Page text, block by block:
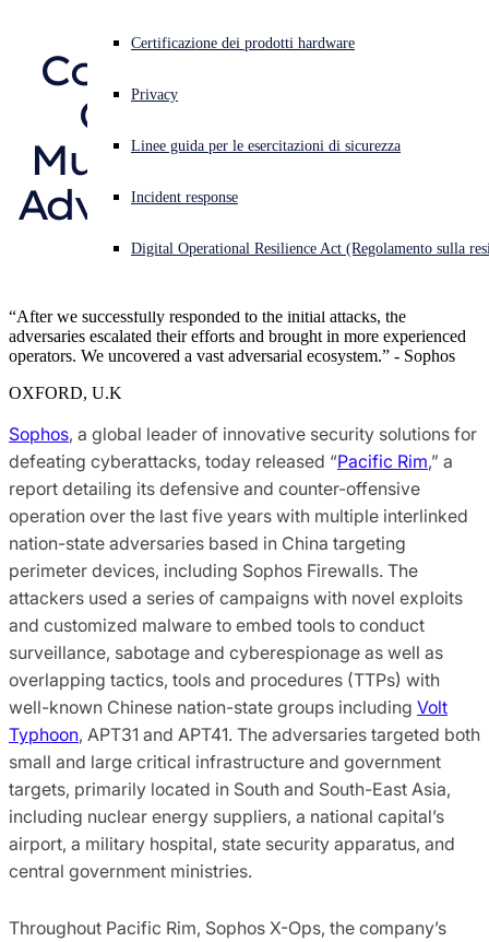
Cyberattacco in corso? Ottieni assistenza immediata
Accedi
Open search
Italiano Open language switcher
Certificazione dei prodotti hardware
Privacy
Linee guida per le esercitazioni di sicurezza
Incident response
Digital Operational Resilience Act (Regolamento sulla
Premi e recensioni
Addetti stampa
Defensive and
Counter-Offensive
Operation with
Multiple Interlinked
Adversaries Based in
China
“After we successfully responded to the initial attacks, the
adversaries escalated their efforts and brought in more experienced
operators. We uncovered a vast adversarial ecosystem.” - Sophos
OXFORD, U.K
Sophos, a global leader of innovative security solutions for
defeating cyberattacks, today released “Pacific Rim,” a
report detailing its defensive and counter-offensive
operation over the last five years with multiple interlinked
nation-state adversaries based in China targeting
perimeter devices, including Sophos Firewalls. The
attackers used a series of campaigns with novel exploits
and customized malware to embed tools to conduct
surveillance, sabotage and cyberespionage as well as
overlapping tactics, tools and procedures (TTPs) with
well-known Chinese nation-state groups including Volt
Typhoon, APT31 and APT41. The adversaries targeted both
small and large critical infrastructure and government
targets, primarily located in South and South-East Asia,
including nuclear energy suppliers, a national capital’s
airport, a military hospital, state security apparatus, and
central government ministries.
Throughout Pacific Rim, Sophos X-Ops, the company’s